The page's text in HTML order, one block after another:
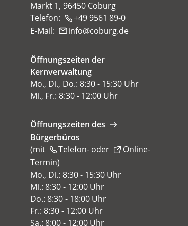
Markt 1, 96450 Coburg
Telefon:
+49 9561 89-0
E-Mail:
info coburg de
Öffnungszeiten der
Kernverwaltung
Mo., Di., Do.: 8:30 - 15:30 Uhr
Mi., Fr.: 8:30 - 12:00 Uhr
Öffnungszeiten des
Bürgerbüros
(mit
Telefon- oder
Online-
Termin
(Öffnet
in
einem
neuen
Tab)
)
Mo., Di.: 8:30 - 15:30 Uhr
Mi.: 8:30 - 12:00 Uhr
Do.: 8:30 - 18:00 Uhr
Fr.: 8:30 - 12:00 Uhr
Sa.: 8:00 - 12:00 Uhr